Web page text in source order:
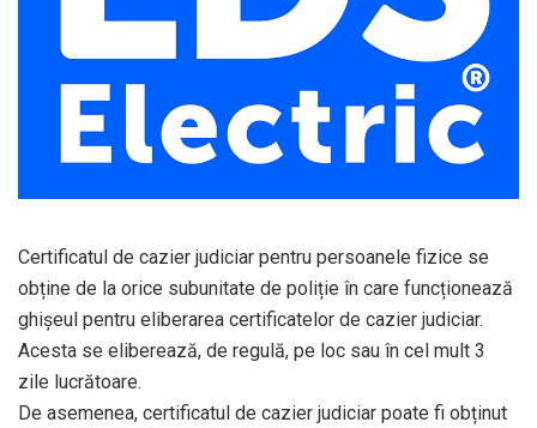
Certificatul de cazier judiciar pentru persoanele fizice se
obține de la orice subunitate de poliție în care funcționează
ghișeul pentru eliberarea certificatelor de cazier judiciar.
Acesta se eliberează, de regulă, pe loc sau în cel mult 3
zile lucrătoare.
De asemenea, certificatul de cazier judiciar poate fi obținut